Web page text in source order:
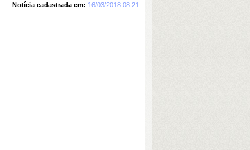
Notícia cadastrada em: 16/03/2018 08:21